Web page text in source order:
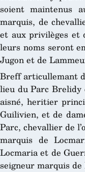
soient maintenus
marquis, de
et aux privilèges et
leurs noms seront
Jugon et de
Breff articullemant
lieu du Parc Brelidy
aisné, heritier
Guilivien, et de
Parc, chevallier de
marquis de
Locmaria et de
seigneur marquis